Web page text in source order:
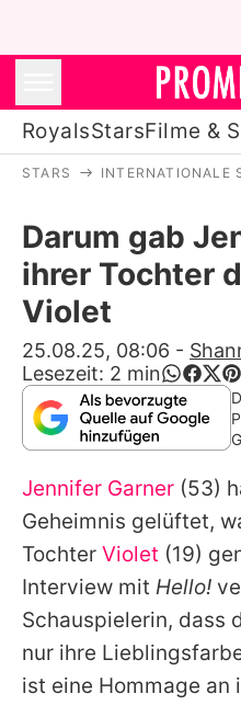
RoyalsStarsFilme &
Filme
Alle
App
STARS INTERNATIONALE
Darum gab
ihrer Tochter
Violet
25.08.25, 08:06 -
Lesezeit: 2 min
Jennifer Garner (53)
Geheimnis gelüftet,
Tochter Violet (19)
Interview mit Hello!
Schauspielerin, dass
nur ihre
ist eine Hommage an